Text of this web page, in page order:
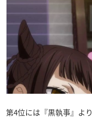
第4位には『黒執事』より